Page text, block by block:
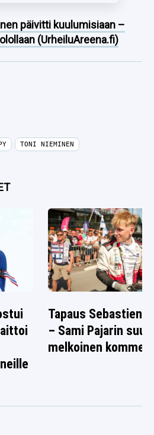
päivitti kuulumisiaan –
(UrheiluAreena.fi)
TONI NIEMINEN
Tapaus Sebastien
– Sami Pajarin
melkoinen